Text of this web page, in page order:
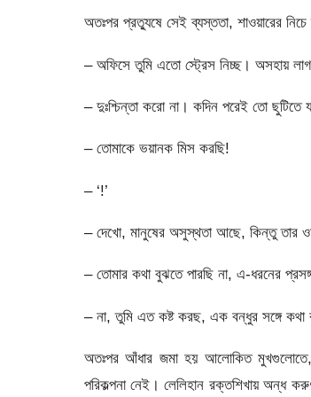
অতঃপর প্রত্যুষে সেই ব্যস্ততা, শাওয়ারের নিচে
– অফিসে তুমি এতো স্ট্রেস নিচ্ছ। অসহায়
– দুঃশ্চিন্তা করো না। কদিন পরেই তো ছুটিতে
– তোমাকে ভয়ানক মিস করছি!
– ‘!’
– দেখো, মানুষের অসুস্থতা আছে, কিন্তু তার
– তোমার কথা বুঝতে পারছি না, এ-ধরনের
– না, তুমি এত কষ্ট করছ, এক বন্ধুর সঙ্গে
অতঃপর আঁধার জমা হয় আলোকিত
পরিকল্পনা নেই। লেলিহান রক্তশিখায় অন্ধ